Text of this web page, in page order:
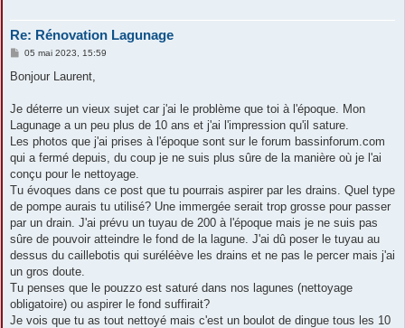
Re: Rénovation Lagunage
M
s
g
05 mai 2023, 15:59
Bonjour Laurent,
Je déterre un vieux sujet car j'ai le problème que toi à l'époque. Mon
Lagunage a un peu plus de 10 ans et j'ai l'impression qu'il sature.
Les photos que j'ai prises à l'époque sont sur le forum bassinforum.com
qui a fermé depuis, du coup je ne suis plus sûre de la manière où je l'ai
conçu pour le nettoyage.
Tu évoques dans ce post que tu pourrais aspirer par les drains. Quel type
de pompe aurais tu utilisé? Une immergée serait trop grosse pour passer
par un drain. J'ai prévu un tuyau de 200 à l'époque mais je ne suis pas
sûre de pouvoir atteindre le fond de la lagune. J'ai dû poser le tuyau au
dessus du caillebotis qui suréléève les drains et ne pas le percer mais j'ai
un gros doute.
Tu penses que le pouzzo est saturé dans nos lagunes (nettoyage
obligatoire) ou aspirer le fond suffirait?
Je vois que tu as tout nettoyé mais c'est un boulot de dingue tous les 10